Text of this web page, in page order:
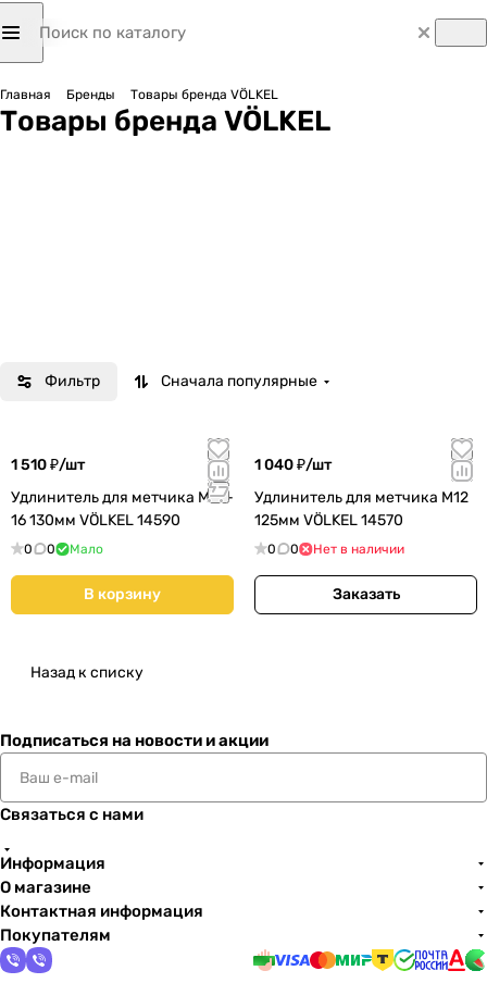
Главная Бренды Товары бренда VÖLKEL
Товары бренда VÖLKEL
Фильтр Сначала популярные
1 510 ₽/шт
Удлинитель для метчика М14-
16 130мм VÖLKEL 14590
0 0 Мало
В корзину
1 040 ₽/шт
Удлинитель для метчика М12
125мм VÖLKEL 14570
0 0 Нет в наличии
Заказать
Назад к списку
Подписаться на новости и акции
Связаться с нами
Информация
О магазине
Контактная информация
Покупателям